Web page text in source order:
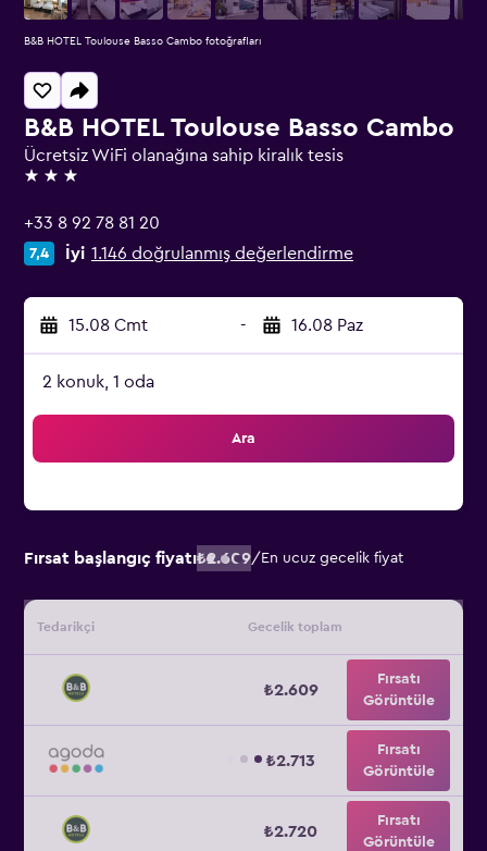
B&B HOTEL Toulouse Basso Cambo
Ücretsiz WiFi olanağına sahip kiralık tesis
3 yıldız
+33 8 92 78 81 20
7,4 İyi 1.146 doğrulanmış değerlendirme
15.08 Cmt - 16.08 Paz
2 konuk, 1 oda
Ara
Fırsat başlangıç fiyatı₺2.609/ En ucuz gecelik fiyat
Tedarikçi Gecelik toplam
₺2.609
Fırsatı
Görüntüle
₺2.713
Fırsatı
Görüntüle
₺2.720
Fırsatı
Görüntüle
B&B HOTEL Toulouse Basso Cambo fotoğrafları